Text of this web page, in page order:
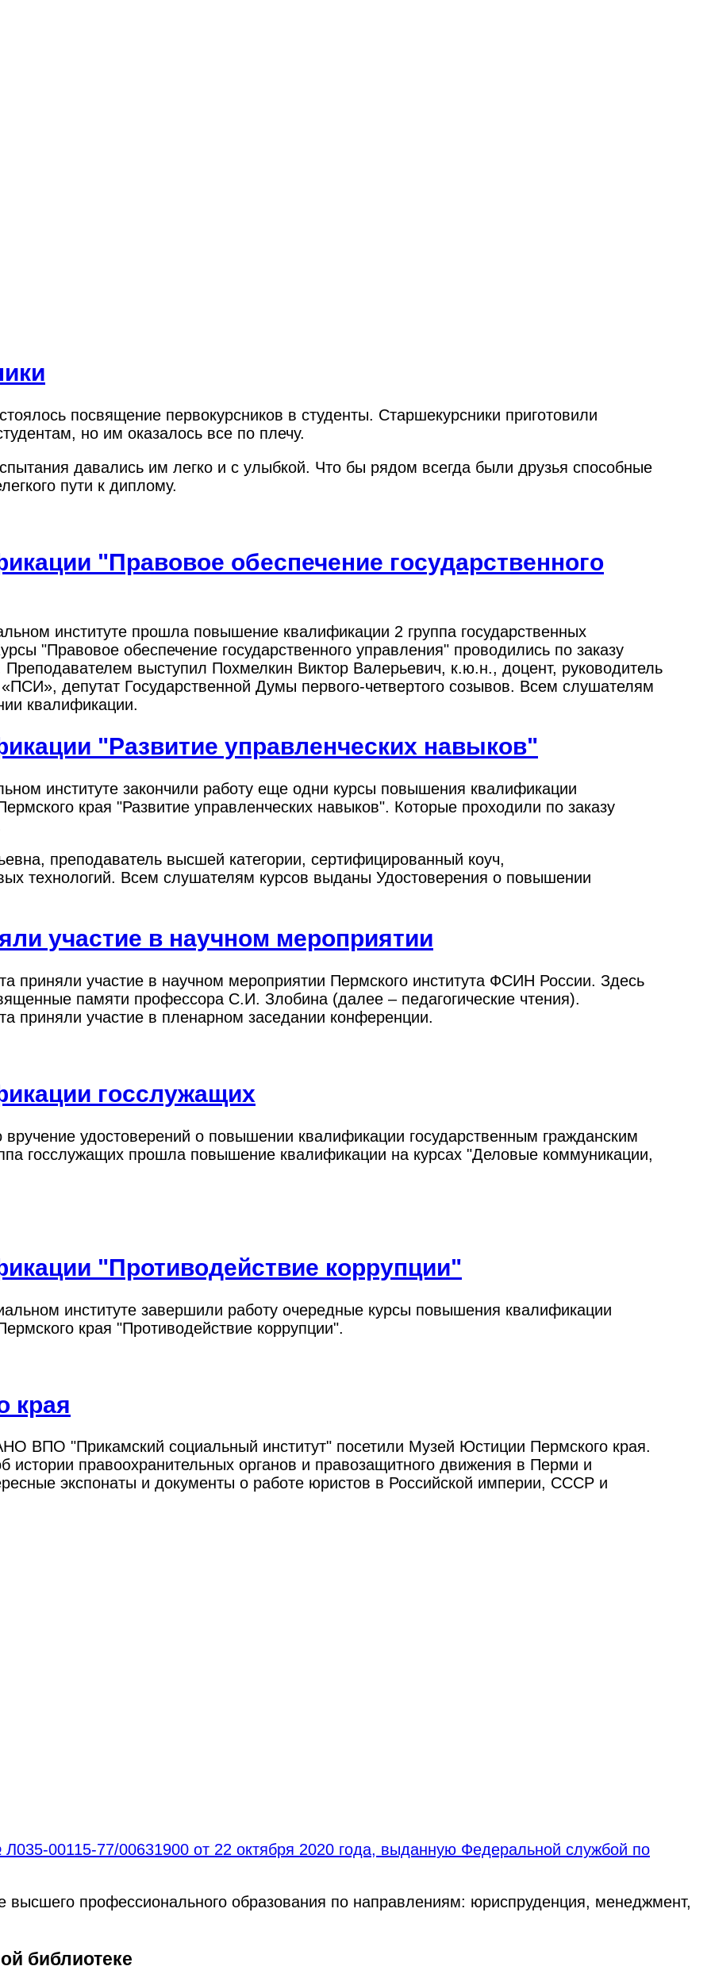
посвящение первокурсников в студенты. Старшекурсники приготовили
но им оказалось все по плечу.
давались им легко и с улыбкой. Что бы рядом всегда были друзья способные
пути к диплому.
"Правовое обеспечение государственного
институте прошла повышение квалификации 2 группа государственных
"Правовое обеспечение государственного управления" проводились по заказу
выступил Похмелкин Виктор Валерьевич, к.ю.н., доцент, руководитель
депутат Государственной Думы первого-четвертого созывов. Всем слушателям
квалификации.
"Развитие управленческих навыков"
институте закончили работу еще одни курсы повышения квалификации
края "Развитие управленческих навыков". Которые проходили по заказу
преподаватель высшей категории, сертифицированный коуч,
технологий. Всем слушателям курсов выданы Удостоверения о повышении
участие в научном мероприятии
приняли участие в научном мероприятии Пермского института ФСИН России. Здесь
памяти профессора С.И. Злобина (далее – педагогические чтения).
приняли участие в пленарном заседании конференции.
госслужащих
удостоверений о повышении квалификации государственным гражданским
госслужащих прошла повышение квалификации на курсах "Деловые коммуникации,
"Противодействие коррупции"
институте завершили работу очередные курсы повышения квалификации
края "Противодействие коррупции".
края
ВПО "Прикамский социальный институт" посетили Музей Юстиции Пермского края.
истории правоохранительных органов и правозащитного движения в Перми и
экспонаты и документы о работе юристов в Российской империи, СССР и
00115-77/00631900 от 22 октября 2020 года, выданную Федеральной службой по
высшего профессионального образования по направлениям: юриспруденция, менеджмент,
библиотеке